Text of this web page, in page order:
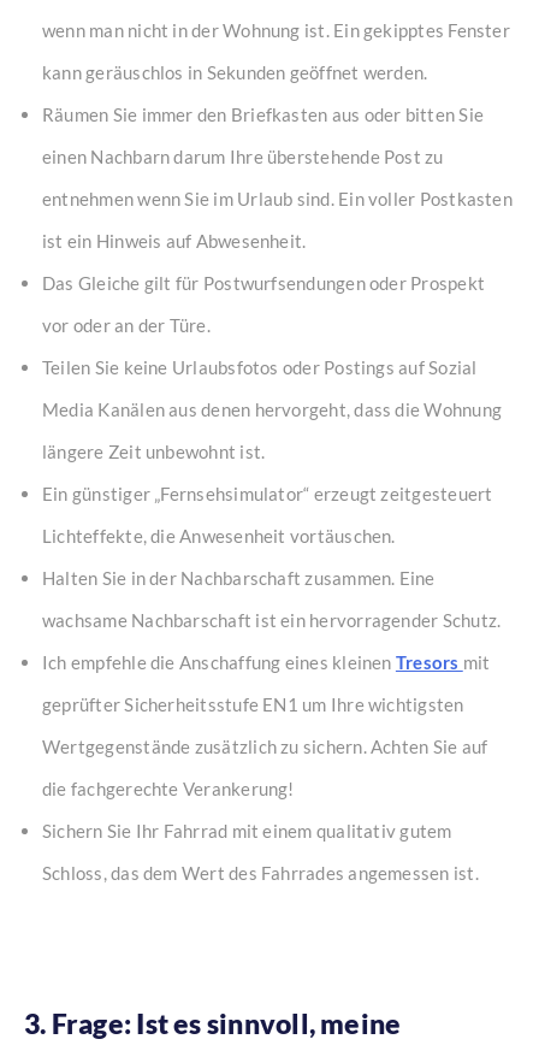
wenn man nicht in der Wohnung ist. Ein gekipptes Fenster
kann geräuschlos in Sekunden geöffnet werden.
Räumen Sie immer den Briefkasten aus oder bitten Sie
einen Nachbarn darum Ihre überstehende Post zu
entnehmen wenn Sie im Urlaub sind. Ein voller Postkasten
ist ein Hinweis auf Abwesenheit.
Das Gleiche gilt für Postwurfsendungen oder Prospekt
vor oder an der Türe.
Teilen Sie keine Urlaubsfotos oder Postings auf Sozial
Media Kanälen aus denen hervorgeht, dass die Wohnung
längere Zeit unbewohnt ist.
Ein günstiger „Fernsehsimulator“ erzeugt zeitgesteuert
Lichteffekte, die Anwesenheit vortäuschen.
Halten Sie in der Nachbarschaft zusammen. Eine
wachsame Nachbarschaft ist ein hervorragender Schutz.
Ich empfehle die Anschaffung eines kleinen Tresors mit
geprüfter Sicherheitsstufe EN1 um Ihre wichtigsten
Wertgegenstände zusätzlich zu sichern. Achten Sie auf
die fachgerechte Verankerung!
Sichern Sie Ihr Fahrrad mit einem qualitativ gutem
Schloss, das dem Wert des Fahrrades angemessen ist.
3. Frage: Ist es sinnvoll, meine